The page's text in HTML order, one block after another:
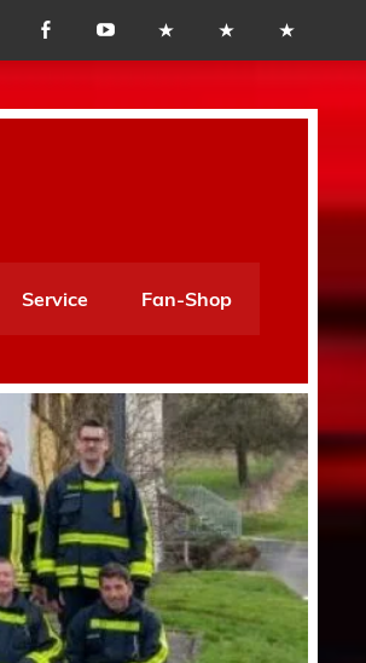
Service Fan-Shop